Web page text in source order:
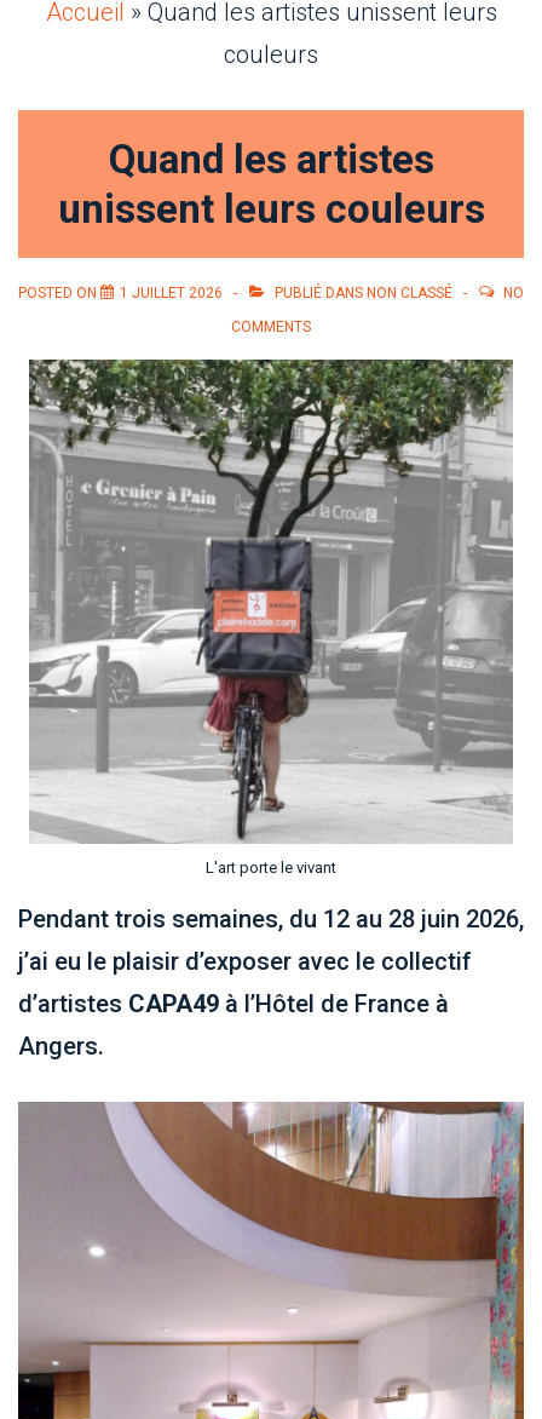
Accueil » Quand les artistes unissent leurs
couleurs
Quand les artistes
unissent leurs couleurs
POSTED ON 1 JUILLET 2026 PUBLIÉ DANS NON CLASSÉ
NO
COMMENTS
L'art porte le vivant
Pendant trois semaines, du 12 au 28 juin 2026,
j’ai eu le plaisir d’exposer avec le collectif
d’artistes CAPA49 à l’Hôtel de France à
Angers.